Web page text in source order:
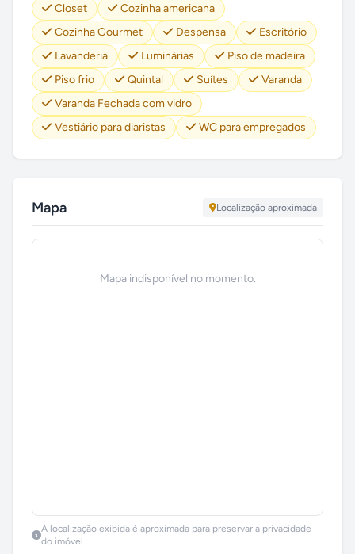
Closet
Cozinha americana
Cozinha Gourmet
Despensa
Escritório
Lavanderia
Luminárias
Piso de madeira
Piso frio
Quintal Suítes
Varanda
Varanda Fechada com vidro
Vestiário para diaristas
WC para empregados
Mapa Localização aproximada
Mapa indisponível no momento.
A localização exibida é aproximada para preservar a privacidade
do imóvel.